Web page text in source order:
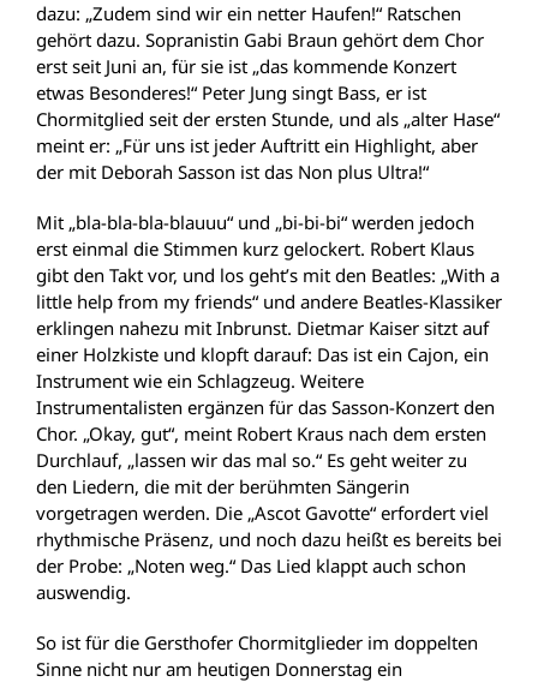
dazu: „Zudem sind wir ein netter Haufen!“ Ratschen
gehört dazu. Sopranistin Gabi Braun gehört dem Chor
erst seit Juni an, für sie ist „das kommende Konzert
etwas Besonderes!“ Peter Jung singt Bass, er ist
Chormitglied seit der ersten Stunde, und als „alter Hase“
meint er: „Für uns ist jeder Auftritt ein Highlight, aber
der mit Deborah Sasson ist das Non plus Ultra!“
Mit „bla-bla-bla-blauuu“ und „bi-bi-bi“ werden jedoch
erst einmal die Stimmen kurz gelockert. Robert Klaus
gibt den Takt vor, und los geht’s mit den Beatles: „With a
little help from my friends“ und andere Beatles-Klassiker
erklingen nahezu mit Inbrunst. Dietmar Kaiser sitzt auf
einer Holzkiste und klopft darauf: Das ist ein Cajon, ein
Instrument wie ein Schlagzeug. Weitere
Instrumentalisten ergänzen für das Sasson-Konzert den
Chor. „Okay, gut“, meint Robert Kraus nach dem ersten
Durchlauf, „lassen wir das mal so.“ Es geht weiter zu
den Liedern, die mit der berühmten Sängerin
vorgetragen werden. Die „Ascot Gavotte“ erfordert viel
rhythmische Präsenz, und noch dazu heißt es bereits bei
der Probe: „Noten weg.“ Das Lied klappt auch schon
auswendig.
So ist für die Gersthofer Chormitglieder im doppelten
Sinne nicht nur am heutigen Donnerstag ein